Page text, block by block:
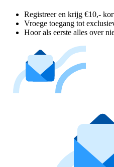
Registreer en krijg €10,-
Vroege toegang tot
Hoor als eerste alles over